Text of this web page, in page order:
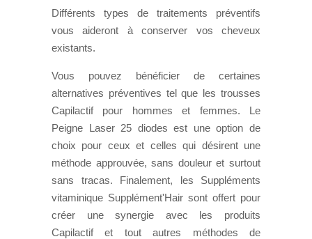
Différents types de traitements préventifs
vous aideront à conserver vos cheveux
existants.
Vous pouvez bénéficier de certaines
alternatives préventives tel que les trousses
Capilactif pour hommes et femmes. Le
Peigne Laser 25 diodes est une option de
choix pour ceux et celles qui désirent une
méthode approuvée, sans douleur et surtout
sans tracas. Finalement, les Suppléments
vitaminique Supplément'Hair sont offert pour
créer une synergie avec les produits
Capilactif et tout autres méthodes de